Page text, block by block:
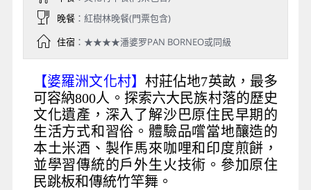
晚餐：紅樹林晚餐(門票包含)
住宿：★★★★潘婆罗PAN BORNEO或同級
【婆羅洲文化村】 村莊佔地7英畝，最多
可容納800人。探索六大民族村落的歷史
文化遺產，深入了解沙巴原住民早期的
生活方式和習俗。體驗品嚐當地釀造的
本土米酒、製作馬來咖哩和印度煎餅，
並學習傳統的戶外生火技術。參加原住
民跳板和傳統竹竿舞。